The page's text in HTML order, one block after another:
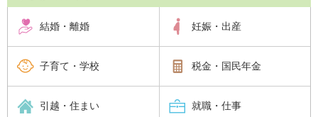
結婚・離婚 妊娠・出産
子育て・学校 税金・国民年金
引越・住まい 就職・仕事